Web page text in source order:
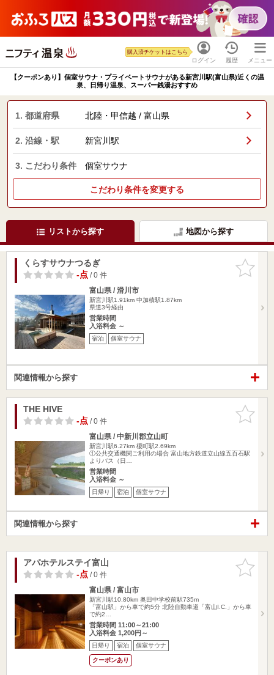
ログイン
購入済チケットはこちら
履歴 メニュー
【クーポンあり】個室サウナ・プライベートサウナがある新宮川駅(富山県)近くの温
泉、日帰り温泉、スーパー銭湯おすすめ
1. 都道府県 北陸・甲信越 / 富山県
2. 沿線・駅 新宮川駅
3. こだわり条件 個室サウナ
こだわり条件を変更する
リストから探す 地図から探す
お気に入
りに追加
くらすサウナつるぎ
-点/ 0 件
富山県 / 滑川市
新宮川駅1.91km 中加積駅1.87km
県道3号経由
営業時間
入浴料金 ～
宿泊 個室サウナ
関連情報から探す
お気に入
りに追加
THE HIVE
-点/ 0 件
富山県 / 中新川郡立山町
新宮川駅6.27km 榎町駅2.69km
①公共交通機関ご利用の場合 富山地方鉄道立山線五百石駅
よりバス（日…
営業時間
入浴料金 ～
日帰り 宿泊 個室サウナ
関連情報から探す
お気に入
りに追加
アパホテルステイ富山
-点/ 0 件
富山県 / 富山市
新宮川駅10.80km 奥田中学校前駅735m
「富山駅」から車で約5分 北陸自動車道「富山I.C.」から車
で約2…
営業時間 11:00～21:00
入浴料金 1,200円～
日帰り 宿泊 個室サウナ
クーポンあり